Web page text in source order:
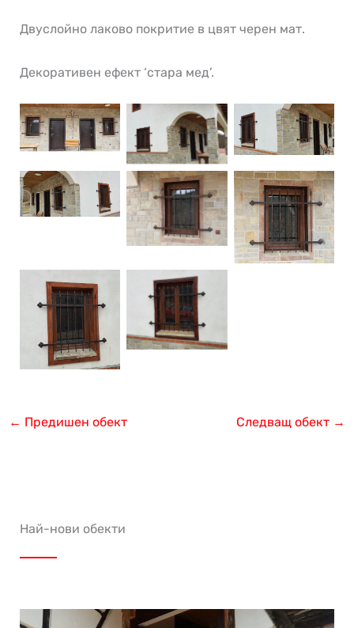
Двуслойно лаково покритие в цвят черен мат.
Декоративен ефект ‘стара мед’.
← Предишен обект Следващ обект →
Най-нови обекти